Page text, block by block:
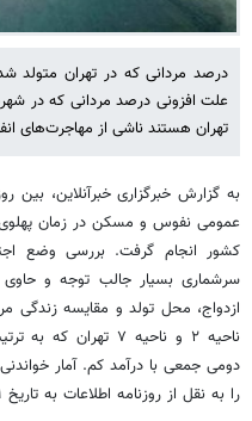
درصد مردانی که در تهران متولد
علت افزونی درصد مردانی که در
تهران هستند ناشی از مهاجرت‌های
کشور انجام گرفت. بررسی وضع
سرشماری بسیار جالب توجه و
ازدواج، محل تولد و مقایسه زندگی
ناحیه ۲ و ناحیه ۷
را به نقل از روزنامه اطلاعات به تاریخ ۲۹ بهمن ۴۶ در پی می‌خوانید: